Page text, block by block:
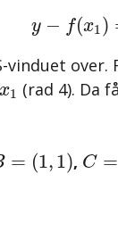
y − f(x1)
−f 1
vinduet
x1
x1 (rad 4). Da
= (1,1)
= , C =
C=
(3